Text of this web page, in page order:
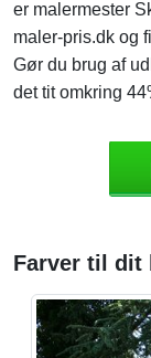
er malermester
maler-pris.dk og
Gør du brug af
det tit omkring
Farver til dit